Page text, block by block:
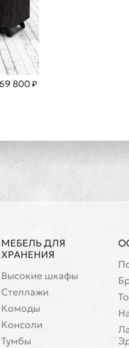
800 ₽
МЕБЕЛЬ ДЛЯ
ХРАНЕНИЯ
Высокие шкафы
Стеллажи
Комоды
Консоли
Тумбы